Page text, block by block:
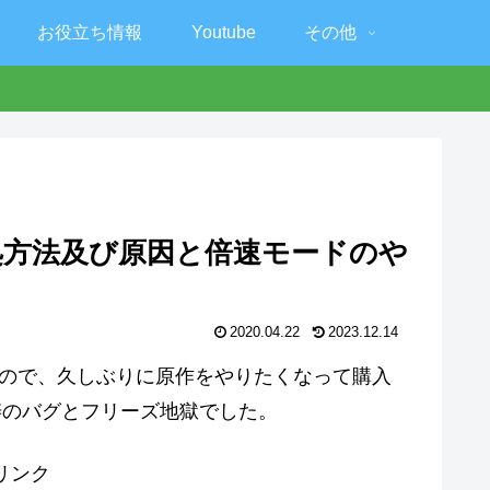
お役立ち情報 Youtube その他
法及び原因と倍速モードのや
2020.04.22 2023.12.14
で、久しぶりに原作をやりたくなって購入
バグとフリーズ地獄でした。
ンク